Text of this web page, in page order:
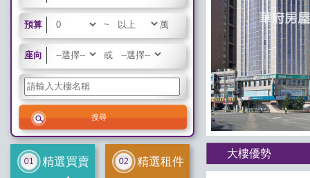
預算 ~ 萬
座向 或
精選買賣 精選租件
大樓優勢